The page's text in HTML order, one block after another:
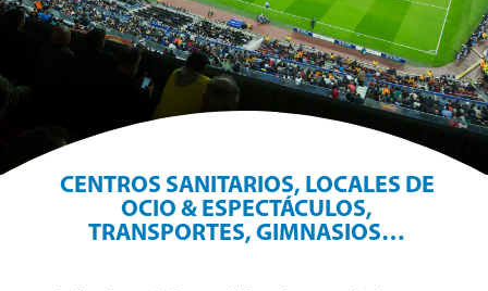
CENTROS SANITARIOS, LOCALES DE
OCIO & ESPECTÁCULOS,
TRANSPORTES, GIMNASIOS…